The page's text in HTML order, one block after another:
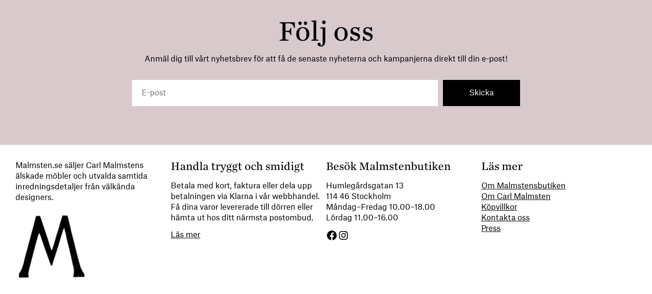
Följ oss
Anmäl dig till vårt nyhetsbrev för att få de senaste nyheterna och kampanjerna direkt till din e-post!
Malmsten.se säljer Carl Malmstens
älskade möbler och utvalda samtida
inredningsdetaljer från välkända
designers.
Handla tryggt och smidigt
Betala med kort, faktura eller dela upp
betalningen via Klarna i vår webbhandel.
Få dina varor levererade till dörren eller
hämta ut hos ditt närmsta postombud.
Läs mer
Besök Malmstenbutiken
Humlegårdsgatan 13
114 46 Stockholm
Måndag–Fredag 10.00–18.00
Lördag 11.00–16.00
Facebook
Instagram
Läs mer
Om Malmstensbutiken
Om Carl Malmsten
Köpvillkor
Kontakta oss
Press